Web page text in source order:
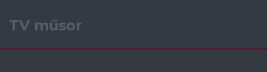
TV műsor